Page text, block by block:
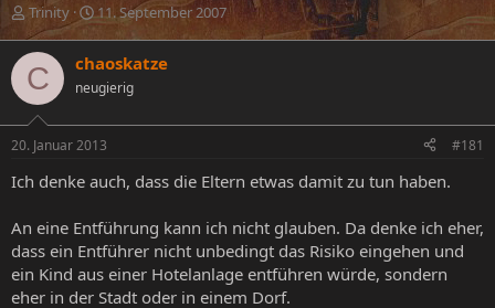
E
s
t
e
l
l
e
Trinity
E
r
t
e
l
t
m
11. September 2007
C chaoskatze
neugierig
20. Januar 2013 #181
Ich denke auch, dass die Eltern etwas damit zu tun haben.
An eine Entführung kann ich nicht glauben. Da denke ich eher,
dass ein Entführer nicht unbedingt das Risiko eingehen und
ein Kind aus einer Hotelanlage entführen würde, sondern
eher in der Stadt oder in einem Dorf.